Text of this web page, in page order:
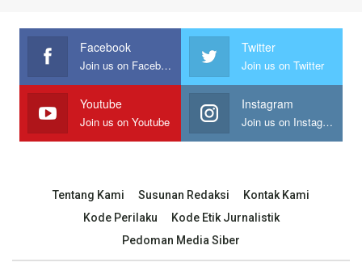
Facebook
Join us on Facebook
Twitter
Join us on Twitter
Youtube
Join us on Youtube
Instagram
Join us on Instagram
Tentang Kami Susunan Redaksi
Kontak Kami
Kode Perilaku
Kode Etik Jurnalistik
Pedoman Media Siber